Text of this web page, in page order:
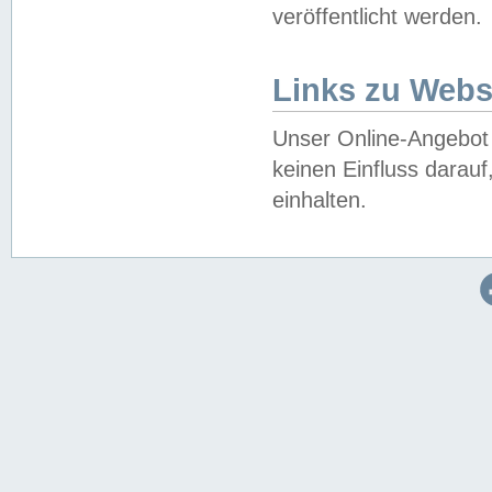
veröffentlicht werden.
Links zu
Unser Online-
keinen Einfluss
einhalten.